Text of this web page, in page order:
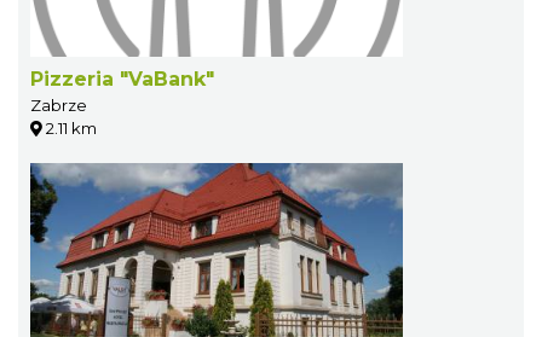
Pizzeria "VaBank"
Zabrze
2.11 km